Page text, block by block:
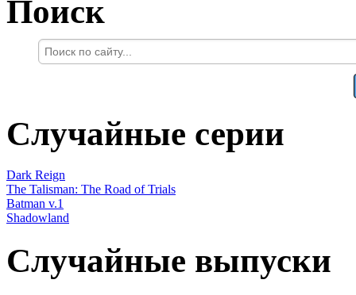
Поиск
Случайные серии
Dark Reign
The Talisman: The Road of Trials
Batman v.1
Shadowland
Случайные выпуски